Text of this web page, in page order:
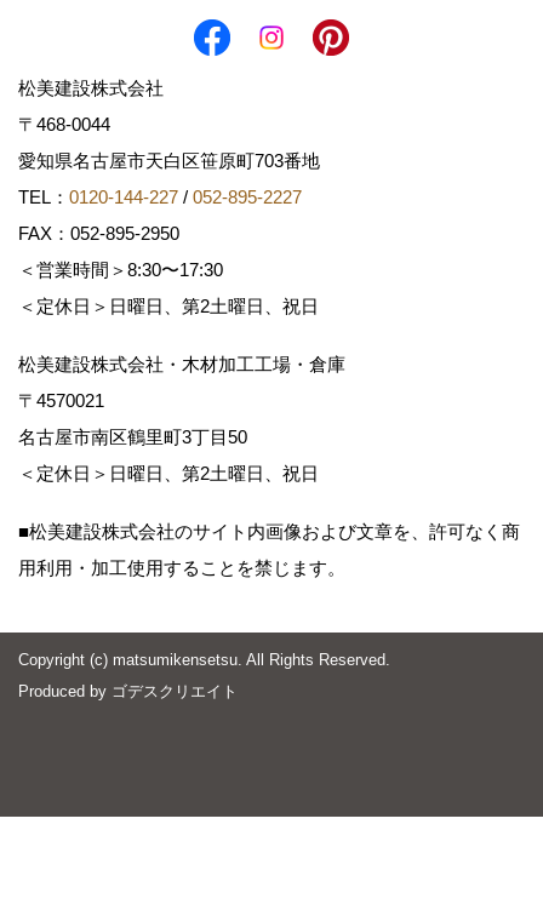
松美建設株式会社
〒468-0044
愛知県名古屋市天白区笹原町703番地
TEL： 0120-144-227 / 052-895-2227
FAX：052-895-2950
＜営業時間＞8:30〜17:30
＜定休日＞日曜日、第2土曜日、祝日
松美建設株式会社・木材加工工場・倉庫
〒4570021
名古屋市南区鶴里町3丁目50
＜定休日＞日曜日、第2土曜日、祝日
■松美建設株式会社のサイト内画像および文章を、許可なく商
用利用・加工使用することを禁じます。
Copyright (c) matsumikensetsu. All Rights Reserved.
Produced by ゴデスクリエイト